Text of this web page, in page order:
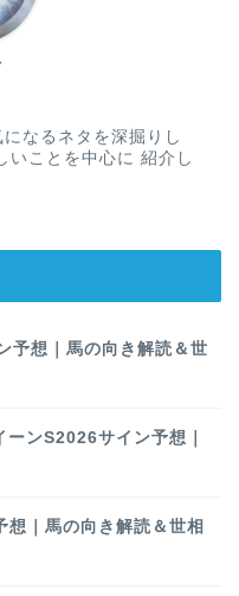
なるネタを深掘りし
いことを中心に 紹介し
予想｜馬の向き解読＆世
ンS2026サイン予想｜
想｜馬の向き解読＆世相